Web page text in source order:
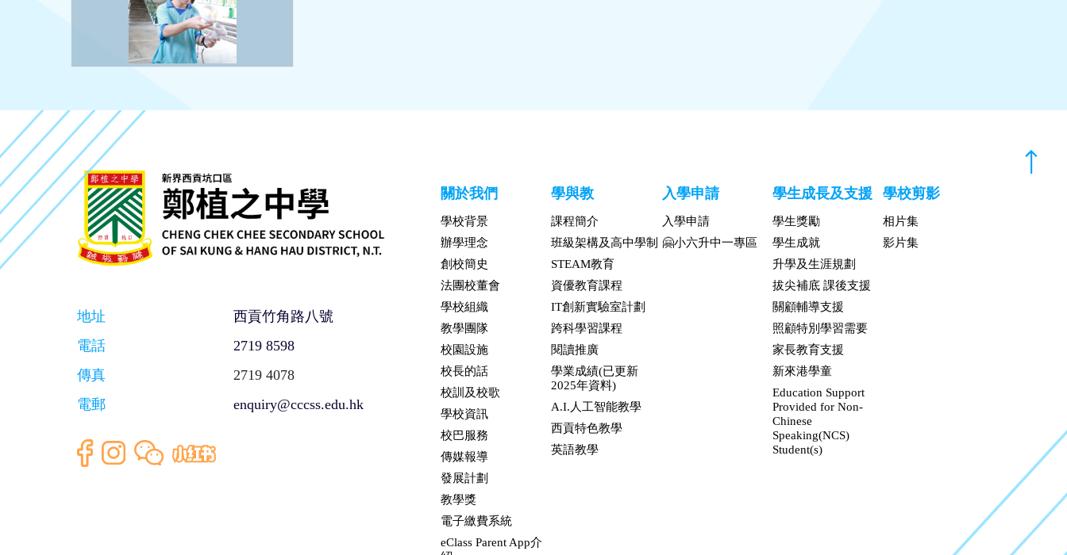
地址
西貢竹角路八號
電話
2719 8598
傳真
2719 4078
電郵
enquiry@cccss.edu.hk
關於我們
學校背景
辦學理念
創校簡史
法團校董會
學校組織
教學團隊
校園設施
校長的話
校訓及校歌
學校資訊
校巴服務
傳媒報導
發展計劃
教學獎
電子繳費系統
eClass Parent App介
學與教
課程簡介
班級架構及高中學制
STEAM教育
資優教育課程
IT創新實驗室計劃
跨科學習課程
閱讀推廣
學業成績(已更新
2025年資料)
A.I.人工智能教學
西貢特色教學
英語教學
入學申請
入學申請
🤗小六升中一專區
學生成長及支援
學生獎勵
學生成就
升學及生涯規劃
拔尖補底 課後支援
關顧輔導支援
照顧特別學習需要
家長教育支援
新來港學童
Education Support
Provided for Non-
Chinese
Speaking(NCS)
Student(s)
學校剪影
相片集
影片集